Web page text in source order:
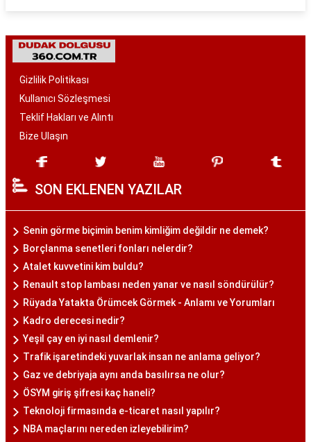
Gizlilik Politikası
Kullanıcı Sözleşmesi
Teklif Hakları ve Alıntı
Bize Ulaşın
SON EKLENEN YAZILAR
Senin görme biçimin benim kimliğim değildir ne demek?
Borçlanma senetleri fonları nelerdir?
Atalet kuvvetini kim buldu?
Renault stop lambası neden yanar ve nasıl söndürülür?
Rüyada Yatakta Örümcek Görmek - Anlamı ve Yorumları
Kadro derecesi nedir?
Yeşil çay en iyi nasıl demlenir?
Trafik işaretindeki yuvarlak insan ne anlama geliyor?
Gaz ve debriyaja aynı anda basılırsa ne olur?
ÖSYM giriş şifresi kaç haneli?
Teknoloji firmasında e-ticaret nasıl yapılır?
NBA maçlarını nereden izleyebilirim?